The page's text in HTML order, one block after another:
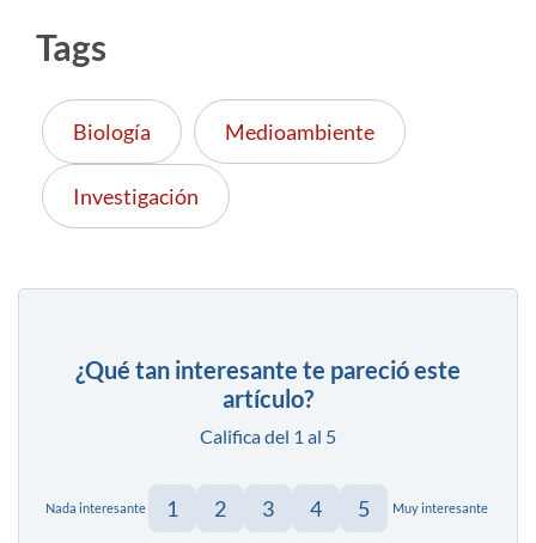
Tags
Biología Medioambiente
Investigación
¿Qué tan interesante te pareció este
artículo?
Califica del 1 al 5
Nada interesante 1 2 3 4 5 Muy interesante